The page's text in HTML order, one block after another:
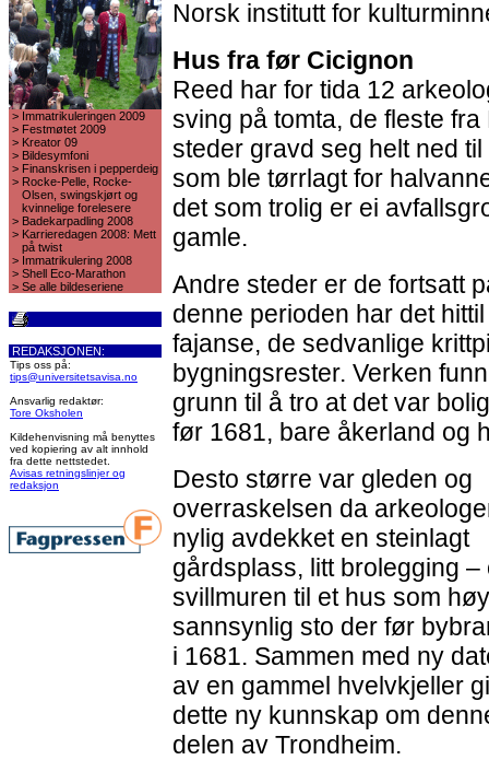
> Immatrikuleringen 2009
> Festmøtet 2009
> Kreator 09
> Bildesymfoni
> Finanskrisen i pepperdeig
> Rocke-Pelle, Rocke-
Olsen, swingskjørt og
kvinnelige forelesere
> Badekarpadling 2008
> Karrieredagen 2008: Mett
på twist
> Immatrikulering 2008
> Shell Eco-Marathon
> Se alle bildeseriene
REDAKSJONEN:
Tips oss på:
tips@universitetsavisa.no
Ansvarlig redaktør:
Tore Oksholen
Kildehenvisning må benyttes
ved kopiering av alt innhold
fra dette nettstedet.
Avisas retningslinjer og
redaksjon
Norsk institutt for
Hus fra før Cicignon
Reed har for tida 12
sving på tomta, de fleste
steder gravd seg helt ned
som ble tørrlagt for
det som trolig er ei
gamle.
Andre steder er de fortsatt
denne perioden har det
fajanse, de sedvanlige
bygningsrester. Verken
grunn til å tro at det var
før 1681, bare åkerland og
Desto større var gleden og
overraskelsen da
nylig avdekket en steinlagt
gårdsplass, litt brolegging –
svillmuren til et hus som
sannsynlig sto der før
i 1681. Sammen med ny
av en gammel hvelvkjeller
dette ny kunnskap om
delen av Trondheim.